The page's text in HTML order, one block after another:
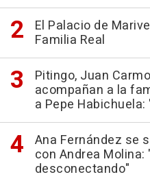
El Palacio de
Familia Real
Pitingo, Juan
acompañan a la
a Pepe
Ana Fernández se
con Andrea
desconectando"